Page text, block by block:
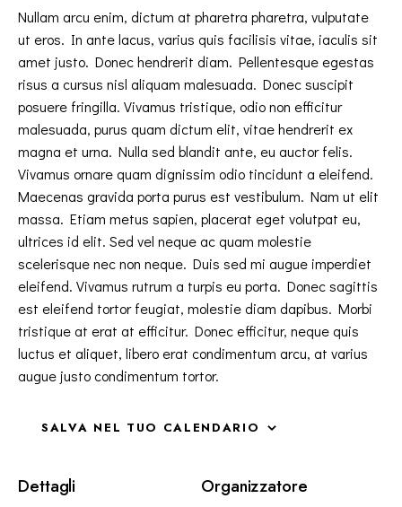
Nullam arcu enim, dictum at pharetra pharetra, vulputate
ut eros. In ante lacus, varius quis facilisis vitae, iaculis sit
amet justo. Donec hendrerit diam. Pellentesque egestas
risus a cursus nisl aliquam malesuada. Donec suscipit
posuere fringilla. Vivamus tristique, odio non efficitur
malesuada, purus quam dictum elit, vitae hendrerit ex
magna et urna. Nulla sed blandit ante, eu auctor felis.
Vivamus ornare quam dignissim odio tincidunt a eleifend.
Maecenas gravida porta purus est vestibulum. Nam ut elit
massa. Etiam metus sapien, placerat eget volutpat eu,
ultrices id elit. Sed vel neque ac quam molestie
scelerisque nec non neque. Duis sed mi augue imperdiet
eleifend. Vivamus rutrum a turpis eu porta. Donec sagittis
est eleifend tortor feugiat, molestie diam dapibus. Morbi
tristique at erat at efficitur. Donec efficitur, neque quis
luctus et aliquet, libero erat condimentum arcu, at varius
augue justo condimentum tortor.
SALVA NEL TUO CALENDARIO
Dettagli Organizzatore